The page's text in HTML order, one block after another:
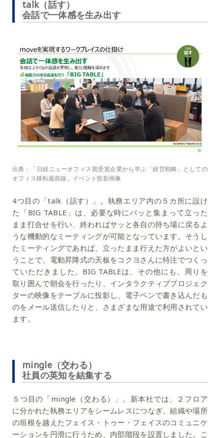
talk（話す）
会話で一体感を生み出す
出典：「日経ニューオフィス賞受賞企業から学ぶ「経営戦略」としての
オフィス移転最前線」イベント投影画像
4つ目の「talk（話す）」。執務エリア内の５カ所に設け
た「BIG TABLE」は、 必要な時にパッと集まって立った
まま打合せを行い、終わればサッと各自の持ち場に戻る よ
うな機動的なミーティングが可能となっています。そうし
たミーティングであれば、立ったまま行えた方がよいとい
うことで、電動昇降式の天板をコクヨさんに特注でつくっ
ていただきました。BIG TABLEは、その他にも、周りを
取り囲んで朝会を行ったり、インタラクティブプロジェク
ターの映像をテーブルに投影し、電子ペンで書き込んだも
のをメール送信したりと、さまざまな用途で利用されてい
ます。
mingle（交わる）
社員の英知を結集する
５つ目の「mingle（交わる）」。新本社では、２フロア
に分かれた執務エリアをシームレスにつなぎ、組織や場所
の垣根を越えたフェイス・トゥー・フェイスのコミュニケ
ーションを円滑に行うため、内部階段を設置しました。こ